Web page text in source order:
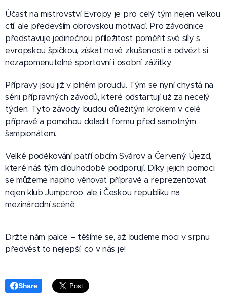
Účast na mistrovství Evropy je pro celý tým nejen velkou
ctí, ale především obrovskou motivací. Pro závodnice
představuje jedinečnou příležitost poměřit své síly s
evropskou špičkou, získat nové zkušenosti a odvézt si
nezapomenutelné sportovní i osobní zážitky.
Přípravy jsou již v plném proudu. Tým se nyní chystá na
sérii přípravných závodů, které odstartují už za necelý
týden. Tyto závody budou důležitým krokem v celé
přípravě a pomohou doladit formu před samotným
šampionátem.
Velké poděkování patří obcím Svárov a Červený Újezd,
které náš tým dlouhodobě podporují. Díky jejich pomoci
se můžeme naplno věnovat přípravě a reprezentovat
nejen klub Jumpcroo, ale i Českou republiku na
mezinárodní scéně.
Držte nám palce – těšíme se, až budeme moci v srpnu
předvést to nejlepší, co v nás je! 🇨🇿
Share